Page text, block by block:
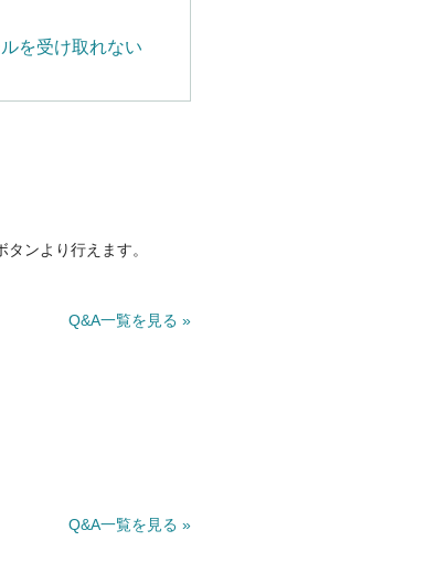
を受け取れない
タンより行えます。
Q&A一覧を見る »
Q&A一覧を見る »